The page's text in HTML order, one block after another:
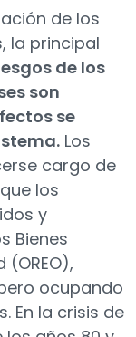
de los
la principal
de los
son
se
Los
cargo de
los
y
Bienes
ocupando
En la crisis de